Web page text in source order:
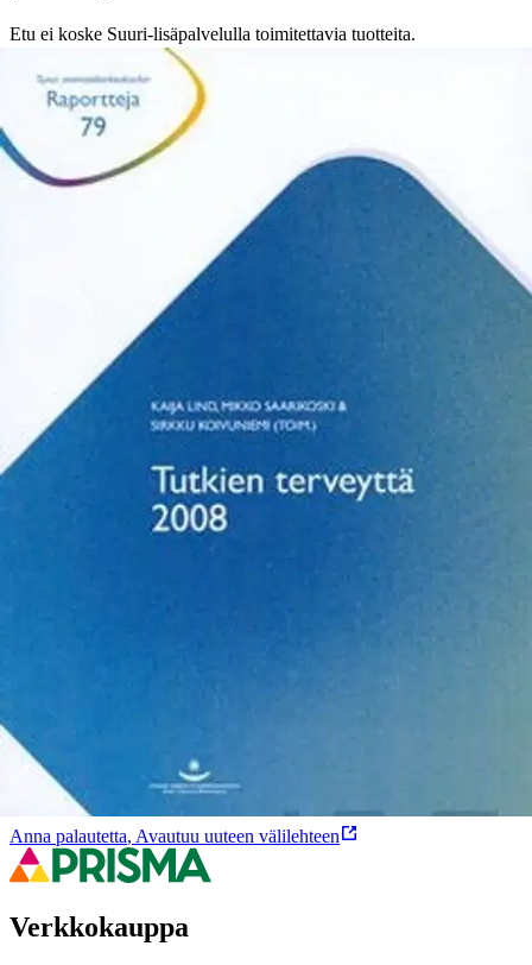
Etu ei koske Suuri‑lisäpalvelulla toimitettavia tuotteita.
Tarkista myymäläsaatavuus
Tuotekuvaus
Tutkien terveyttä 2008 on Turun AMK:n Terveysalatulosalueen
tutkimus- ja kehitystoiminnan vuosikirja. Hankkeet on toteutettu
yhteistyössä työelämän edustajien kanssa, uutta tietoa tuottamalla ja
soveltamalla. Julkaisussa luodaan katsaus myös T&K-toiminnasta
syntyneisiin palvelutuotteisiin.
Oletko tyytyväinen tuotetietoihin?
Ovatko tuotetiedot riittävät? Jos tuotetiedoissa on puutteita tai niitä
voisi muuten parantaa, anna palautetta.
Anna palautetta, Avautuu uuteen välilehteen
Verkkokauppa